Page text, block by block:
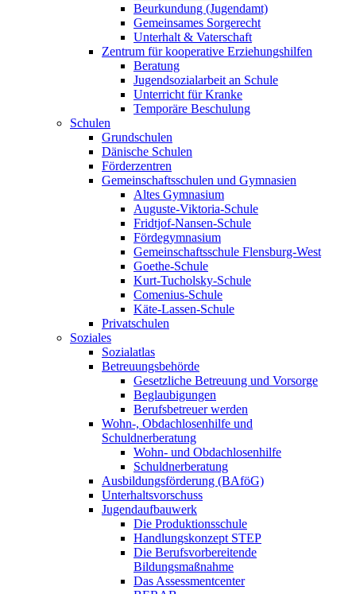
Beurkundung (Jugendamt)
Gemeinsames Sorgerecht
Unterhalt & Vaterschaft
Zentrum für kooperative Erziehungshilfen
Beratung
Jugendsozialarbeit an Schule
Unterricht für Kranke
Temporäre Beschulung
Schulen
Grundschulen
Dänische Schulen
Förderzentren
Gemeinschaftsschulen und Gymnasien
Altes Gymnasium
Auguste-Viktoria-Schule
Fridtjof-Nansen-Schule
Fördegymnasium
Gemeinschaftsschule Flensburg-West
Goethe-Schule
Kurt-Tucholsky-Schule
Comenius-Schule
Käte-Lassen-Schule
Privatschulen
Soziales
Sozialatlas
Betreuungsbehörde
Gesetzliche Betreuung und Vorsorge
Beglaubigungen
Berufsbetreuer werden
Wohn-, Obdachlosenhilfe und
Schuldnerberatung
Wohn- und Obdachlosenhilfe
Schuldnerberatung
Ausbildungsförderung (BAföG)
Unterhaltsvorschuss
Jugendaufbauwerk
Die Produktionsschule
Handlungskonzept STEP
Die Berufsvorbereitende
Bildungsmaßnahme
Das Assessmentcenter